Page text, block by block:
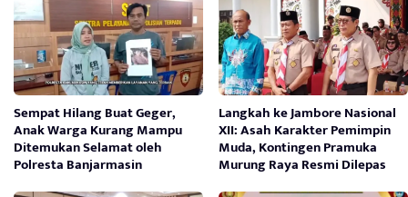
Sempat Hilang Buat Geger,
Anak Warga Kurang Mampu
Ditemukan Selamat oleh
Polresta Banjarmasin
Langkah ke Jambore Nasional
XII: Asah Karakter Pemimpin
Muda, Kontingen Pramuka
Murung Raya Resmi Dilepas